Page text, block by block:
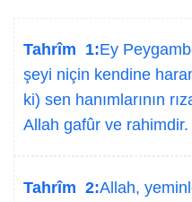
Tahrîm 1:Ey
şeyi niçin kendine
ki) sen hanımlarının
Allah gafûr ve rahimdir.
Tahrîm 2:Allah,